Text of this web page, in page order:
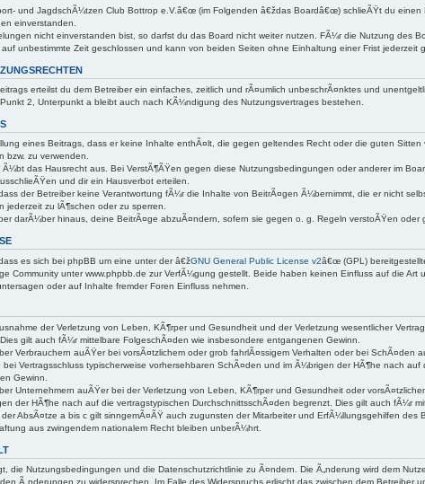
und JagdschÃ¼tzen Club Bottrop e.V.â€œ (im Folgenden â€ždas Boardâ€œ) schlieÃŸt du
einverstanden.
nicht einverstanden bist, so darfst du das Board nicht weiter nutzen. FÃ¼r die Nutzung des
unbestimmte Zeit geschlossen und kann von beiden Seiten ohne Einhaltung einer Frist jederzeit
erteilst du dem Betreiber ein einfaches, zeitlich und rÃ¤umlich unbeschrÃ¤nktes und
2, Unterpunkt a bleibt auch nach KÃ¼ndigung des Nutzungsvertrages bestehen.
eines Beitrags, dass er keine Inhalte enthÃ¤lt, die gegen geltendes Recht oder die guten
bzw. zu verwenden.
das Hausrecht aus. Bei VerstÃ¶ÃŸen gegen diese Nutzungsbedingungen oder anderer im
und dir ein Hausverbot erteilen.
der Betreiber keine Verantwortung fÃ¼r die Inhalte von BeitrÃ¤gen Ã¼bernimmt, die er nicht
jederzeit zu lÃ¶schen oder zu sperren.
darÃ¼ber hinaus, deine BeitrÃ¤ge abzuÃ¤ndern, sofern sie gegen o. g. Regeln verstoÃŸen
es sich bei phpBB um eine unter der â€žGNU General Public License v2â€œ (GPL)
Community unter www.phpbb.de zur VerfÃ¼gung gestellt. Beide haben keinen Einfluss auf die
oder auf Inhalte fremder Foren Einfluss nehmen.
der Verletzung von Leben, KÃ¶rper und Gesundheit und der Verletzung wesentlicher
gilt auch fÃ¼r mittelbare FolgeschÃ¤den wie insbesondere entgangenen Gewinn.
Verbrauchern auÃŸer bei vorsÃ¤tzlichem oder grob fahrlÃ¤ssigem Verhalten oder bei
Vertragsschluss typischerweise vorhersehbaren SchÃ¤den und im Ã¼brigen der HÃ¶he nach
Gewinn.
Unternehmern auÃŸer bei der Verletzung von Leben, KÃ¶rper und Gesundheit oder
der HÃ¶he nach auf die vertragstypischen DurchschnittsschÃ¤den begrenzt. Dies gilt auch fÃ¼r
AbsÃ¤tze a bis c gilt sinngemÃ¤ÃŸ auch zugunsten der Mitarbeiter und ErfÃ¼llungsgehilfen des
aus zwingendem nationalem Recht bleiben unberÃ¼hrt.
die Nutzungsbedingungen und die Datenschutzrichtlinie zu Ã¤ndern. Die Ã„nderung wird dem
Ã„nderungen zu widersprechen. Im Falle des Widerspruchs erlischt das zwischen dem Betreiber